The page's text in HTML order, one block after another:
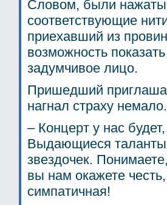
Словом, были нажаты
соответствующие
приехавший из
возможность
задумчивое лицо.
Пришедший
нагнал страху немало.
– Концерт у нас
Выдающиеся таланты
звездочек.
вы нам окажете
симпатичная!